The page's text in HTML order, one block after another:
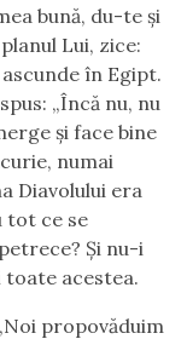
bună, du-te și
Lui, zice:
ascunde în Egipt.
„Încă nu, nu
și face bine
numai
Diavolului era
tot ce se
Și nu-i
acestea.
propovăduim